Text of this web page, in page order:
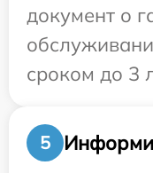
документ о
сроком до 3
5